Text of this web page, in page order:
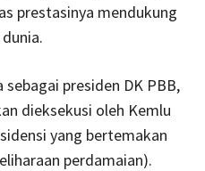
prestasinya mendukung
presiden DK PBB,
dieksekusi oleh Kemlu
yang bertemakan
perdamaian).